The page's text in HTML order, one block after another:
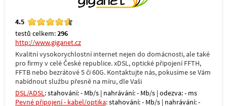
4.5
testů celkem:296
http://www.giganet.cz
Kvalitní vysokorychlostní internet nejen do domácnosti, ale také
pro firmy v celé České republice. xDSL, optické připojení FFTH,
FFTB nebo bezrátové 5 či 60G. Kontaktujte nás, pokusíme se Vám
nabídnout službu přesně na míru, dle Vaši
DSL/ADSL: stahování: - Mb/s | nahrávání: - Mb/s | odezva: - ms
Pevné připojení - kabel/optika: stahování: - Mb/s | nahrávání: -